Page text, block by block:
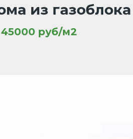
из газоблока
руб/м2